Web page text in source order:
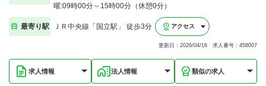
曜:09時00分～15時00分（休憩0分）
最寄り駅 ＪＲ中央線「国立駅」 徒歩3分 アクセス
更新日：2026/04/16 求人番号：458007
求人情報 法人情報 類似の求人